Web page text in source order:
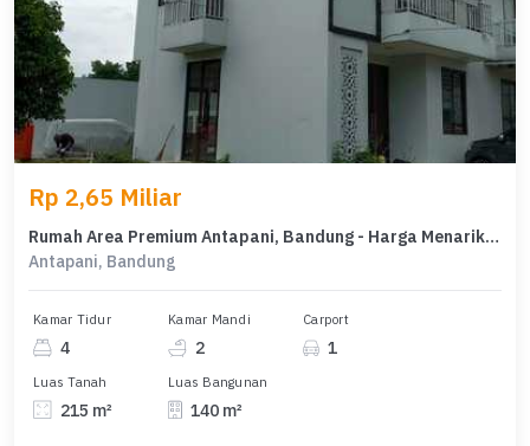
Rp 2,65 Miliar
Rumah Area Premium Antapani, Bandung - Harga Menarik 2,65 Miliar
Antapani, Bandung
Kamar Tidur
4
Kamar Mandi
2
Carport
1
Luas Tanah
215 m²
Luas Bangunan
140 m²